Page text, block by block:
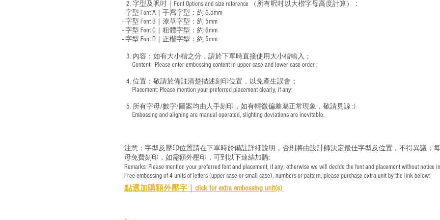
2. 字型及呎吋｜ Font Options and size reference
（所有呎吋以大楷字母高度計算）：
-- 字型 Font A｜手寫字型：約 6.5mm
-- 字型 Font B｜潦草字型： 約 5mm
-- 字型 Font C｜粗體字型：約 6mm
-- 字型 Font D｜正楷字型： 約 5mm
3. 內容：如有大小楷之分，請於下單時直接使用大小楷輸入；
​ Content: Please enter embossing content in upper case and lower case order ;
4. 位置：敬請於備註清楚描述刻印位置，以免產生誤會；
​ Placement: Please mention your preferred placement clearly, if any;
5. 所有字母/數字/圖案均由人手刻印，如有輕微偏差屬正常現象，敬請見諒 :)
​ Embossing and aligning are manual operated, slighting deviations are inevitable.
注意：字型及壓印位置請在下單時於備註詳細說明，否則將由設計師決定最佳字型及位置，不得異議；
母免費刻印，如需額外壓印，可到以下連結加購:
Remarks: Please mention your preferred font and placement, if any; otherwise we will decide the font and placement without notice
Free embossing of 4 units of letters (upper case or small case), numbers or pattern, please purchase extra unit by the link below:
點選加購額外壓字｜ click for extra embossing unit(s)